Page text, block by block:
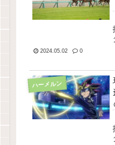
2024.05.02 0
ハーメルン